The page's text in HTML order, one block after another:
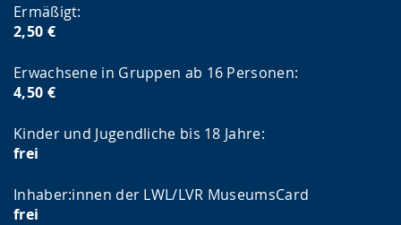
Ermäßigt:
2,50 €
Erwachsene in Gruppen ab 16 Personen:
4,50 €
Kinder und Jugendliche bis 18 Jahre:
frei
Inhaber:innen der LWL/LVR MuseumsCard
frei